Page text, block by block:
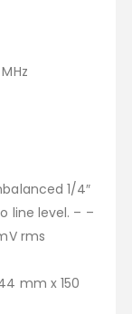
1/4″
line level. – –
rms
mm x 150